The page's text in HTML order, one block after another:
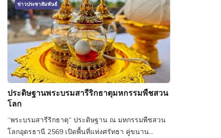
ข่าวประชาสัมพันธ์
ประดิษฐานพระบรมสารีริกธาตุมหกรรมพืชสวน
โลก
“พระบรมสารีริกธาตุ” ประดิษฐาน ณ มหกรรมพืชสวน
โลกอุดรธานี 2569 เปิดพื้นที่แห่งศรัทธา คู่ขนาน